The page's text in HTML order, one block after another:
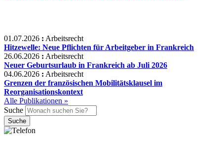
01.07.2026 : Arbeitsrecht
Hitzewelle: Neue Pflichten für Arbeitgeber in Frankreich
26.06.2026 : Arbeitsrecht
Neuer Geburtsurlaub in Frankreich ab Juli 2026
04.06.2026 : Arbeitsrecht
Grenzen der französischen Mobilitätsklausel im
Reorganisationskontext
Alle Publikationen »
Suche